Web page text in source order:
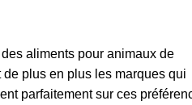
aliments pour animaux de
plus en plus les marques qui
parfaitement sur ces